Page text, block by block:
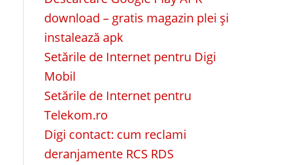
download – gratis magazin plei și
instalează apk
Setările de Internet pentru Digi
Mobil
Setările de Internet pentru
Telekom.ro
Digi contact: cum reclami
deranjamente RCS RDS